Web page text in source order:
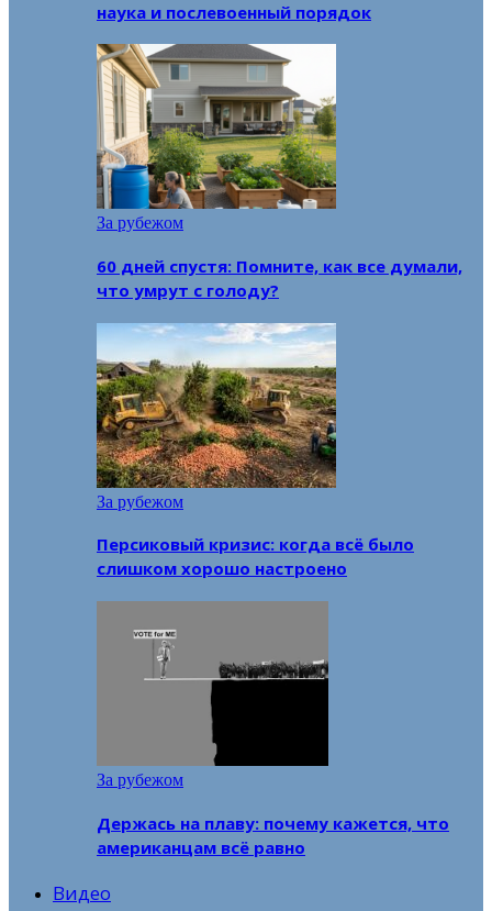
наука и послевоенный порядок
За рубежом
60 дней спустя: Помните, как все думали,
что умрут с голоду?
За рубежом
Персиковый кризис: когда всё было
слишком хорошо настроено
За рубежом
Держась на плаву: почему кажется, что
американцам всё равно
Видео